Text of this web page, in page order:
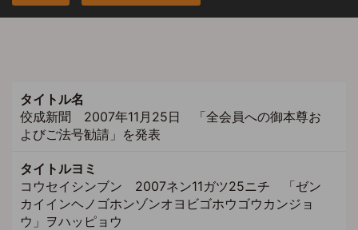
タイトル名
佼成新聞 2007年11月25日 「全会員への御本尊お
よびご法号勧請」を発表
タイトルヨミ
コウセイシンブン 2007ネン11ガツ25ニチ 「ゼン
カイインヘノゴホンゾンオヨビゴホウゴウカンジョ
ウ」ヲハッピョウ